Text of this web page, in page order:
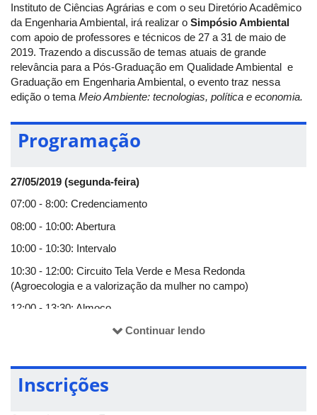
Instituto de Ciências Agrárias e com o seu Diretório Acadêmico
da Engenharia Ambiental, irá realizar o Simpósio Ambiental
com apoio de professores e técnicos de 27 a 31 de maio de
2019. Trazendo a discussão de temas atuais de grande
relevância para a Pós-Graduação em Qualidade Ambiental e
Graduação em Engenharia Ambiental, o evento traz nessa
edição o tema Meio Ambiente: tecnologias, política e economia.
Programação
27/05/2019 (segunda-feira)
07:00 - 8:00: Credenciamento
08:00 - 10:00: Abertura
10:00 - 10:30: Intervalo
10:30 - 12:00: Circuito Tela Verde e Mesa Redonda
(Agroecologia e a valorização da mulher no campo)
12:00 - 13:30: Almoço
13:30 - 15:00: Palestra (Antropoceno - restrições ecológicas e
15:00 - 15:30: Intervalo
15:30 - 17:00: Apresentação de trabalhos
Continuar lendo
Inscrições